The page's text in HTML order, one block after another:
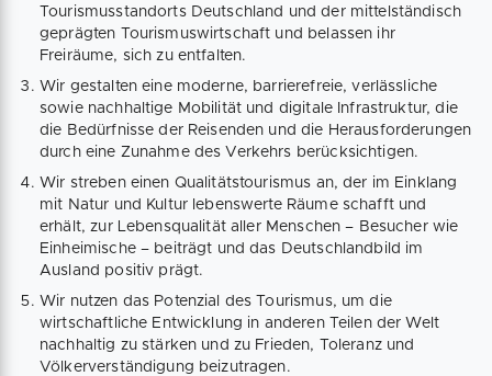
Tourismusstandorts Deutschland und der mittelständisch
geprägten Tourismuswirtschaft und belassen ihr
Freiräume, sich zu entfalten.
Wir gestalten eine moderne, barrierefreie, verlässliche
sowie nachhaltige Mobilität und digitale Infrastruktur, die
die Bedürfnisse der Reisenden und die Herausforderungen
durch eine Zunahme des Verkehrs berücksichtigen.
Wir streben einen Qualitätstourismus an, der im Einklang
mit Natur und Kultur lebenswerte Räume schafft und
erhält, zur Lebensqualität aller Menschen – Besucher wie
Einheimische – beiträgt und das Deutschlandbild im
Ausland positiv prägt.
Wir nutzen das Potenzial des Tourismus, um die
wirtschaftliche Entwicklung in anderen Teilen der Welt
nachhaltig zu stärken und zu Frieden, Toleranz und
Völkerverständigung beizutragen.